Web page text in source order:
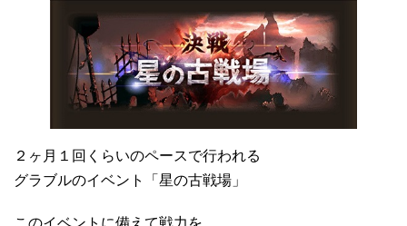
２ヶ月１回くらいのペースで行われる
グラブルのイベント「星の古戦場」
このイベントに備えて戦力を